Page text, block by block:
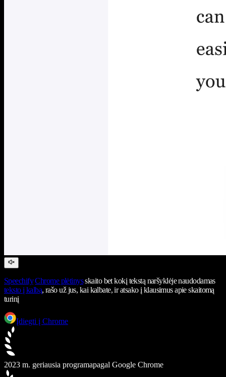
Speechify Chrome plėtinysskaito bet kokį tekstą naršyklėje naudodamas
teksto į kalbą, rašo už jus, kai kalbate, ir atsako į klausimus apie skaitomą
turinį
Įdiegti į Chrome
2023 m. geriausia programapagal Google Chrome